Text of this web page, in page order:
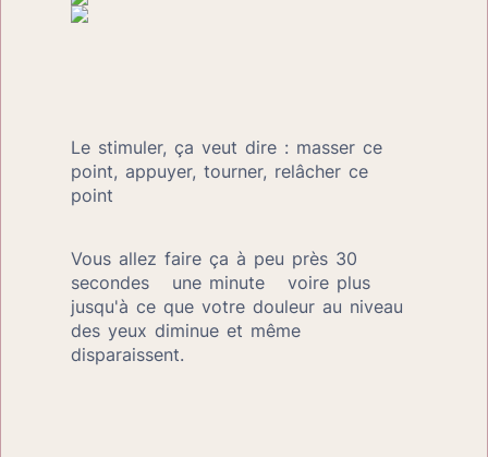
Le stimuler, ça veut dire : masser ce
point, appuyer, tourner, relâcher ce
point
Vous allez faire ça à peu près 30
secondes   une minute   voire plus
jusqu'à ce que votre douleur au niveau
des yeux diminue et même
disparaissent.